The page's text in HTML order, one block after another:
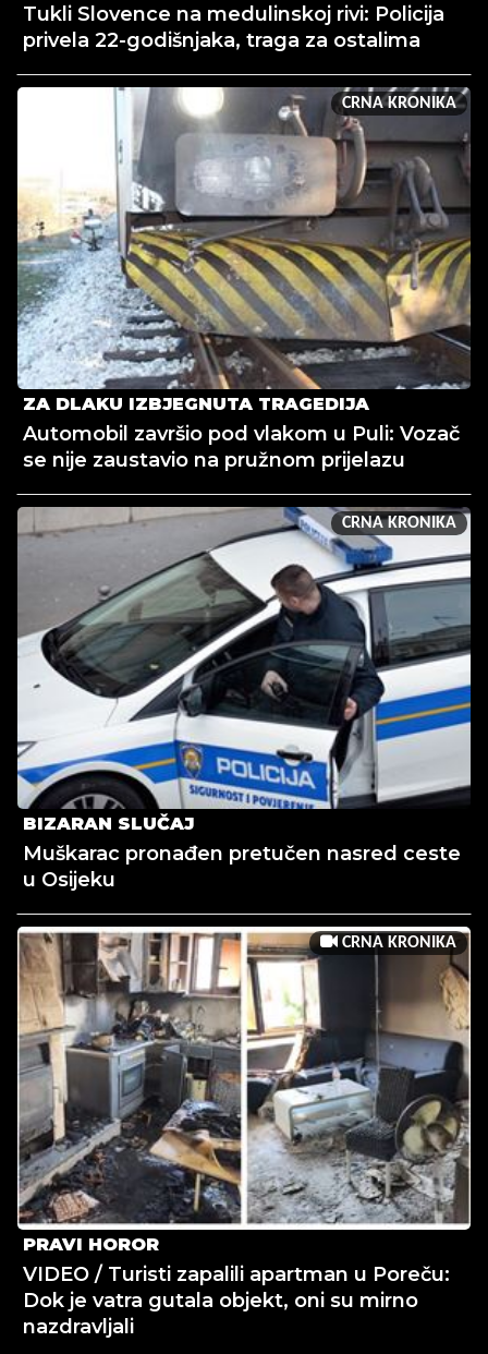
Tukli Slovence na medulinskoj rivi: Policija
privela 22-godišnjaka, traga za ostalima
CRNA KRONIKA
ZA DLAKU IZBJEGNUTA TRAGEDIJA
Automobil završio pod vlakom u Puli: Vozač
se nije zaustavio na pružnom prijelazu
CRNA KRONIKA
BIZARAN SLUČAJ
Muškarac pronađen pretučen nasred ceste
u Osijeku
CRNA KRONIKA
PRAVI HOROR
VIDEO / Turisti zapalili apartman u Poreču:
Dok je vatra gutala objekt, oni su mirno
nazdravljali